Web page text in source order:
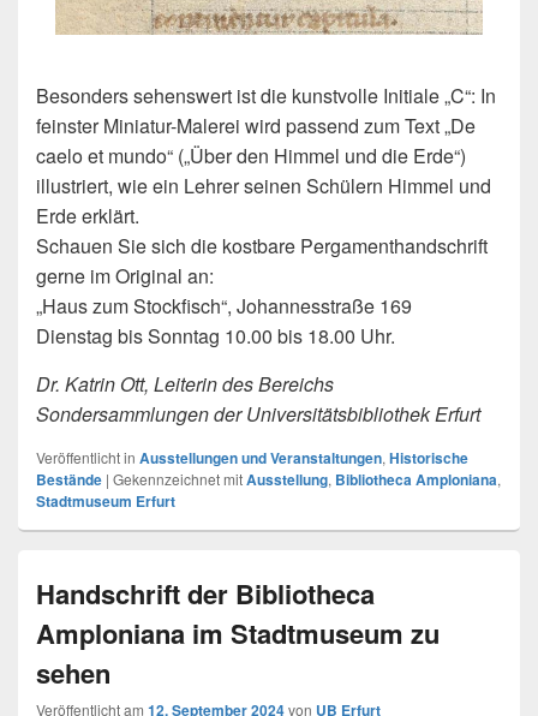
Besonders sehenswert ist die kunstvolle Initiale „C“: In
feinster Miniatur-Malerei wird passend zum Text „De
caelo et mundo“ („Über den Himmel und die Erde“)
illustriert, wie ein Lehrer seinen Schülern Himmel und
Erde erklärt.
Schauen Sie sich die kostbare Pergamenthandschrift
gerne im Original an:
„Haus zum Stockfisch“, Johannesstraße 169
Dienstag bis Sonntag 10.00 bis 18.00 Uhr.
Dr. Katrin Ott, Leiterin des Bereichs
Sondersammlungen der Universitätsbibliothek Erfurt
Veröffentlicht in Ausstellungen und Veranstaltungen, Historische
Bestände | Gekennzeichnet mitAusstellung, Bibliotheca Amploniana,
Stadtmuseum Erfurt
Handschrift der Bibliotheca
Amploniana im Stadtmuseum zu
sehen
Veröffentlicht am 12. September 2024von UB Erfurt